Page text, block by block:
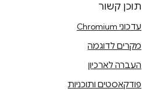
תוכן קשור
עדכוני Chromium
מקרים לדוגמה
העברה לארכיון
פודקאסטים ותוכניות